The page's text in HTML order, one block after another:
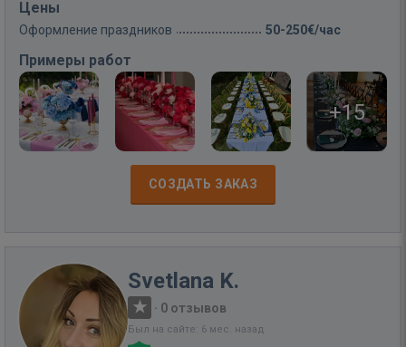
Цены
Оформление праздников 50-250€/час
Примеры работ
+15
СОЗДАТЬ ЗАКАЗ
Svetlana K.
· 0 отзывов
Был на сайте: 6 мес. назад